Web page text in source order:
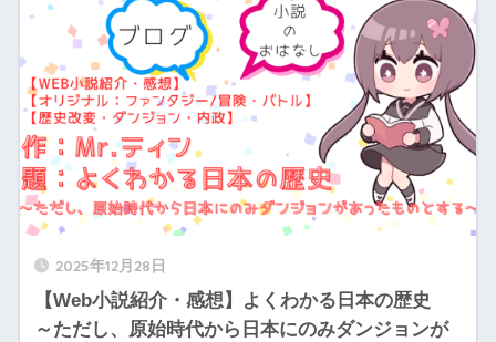
2025年12月28日
【Web小説紹介・感想】よくわかる日本の歴史
～ただし、原始時代から日本にのみダンジョンが